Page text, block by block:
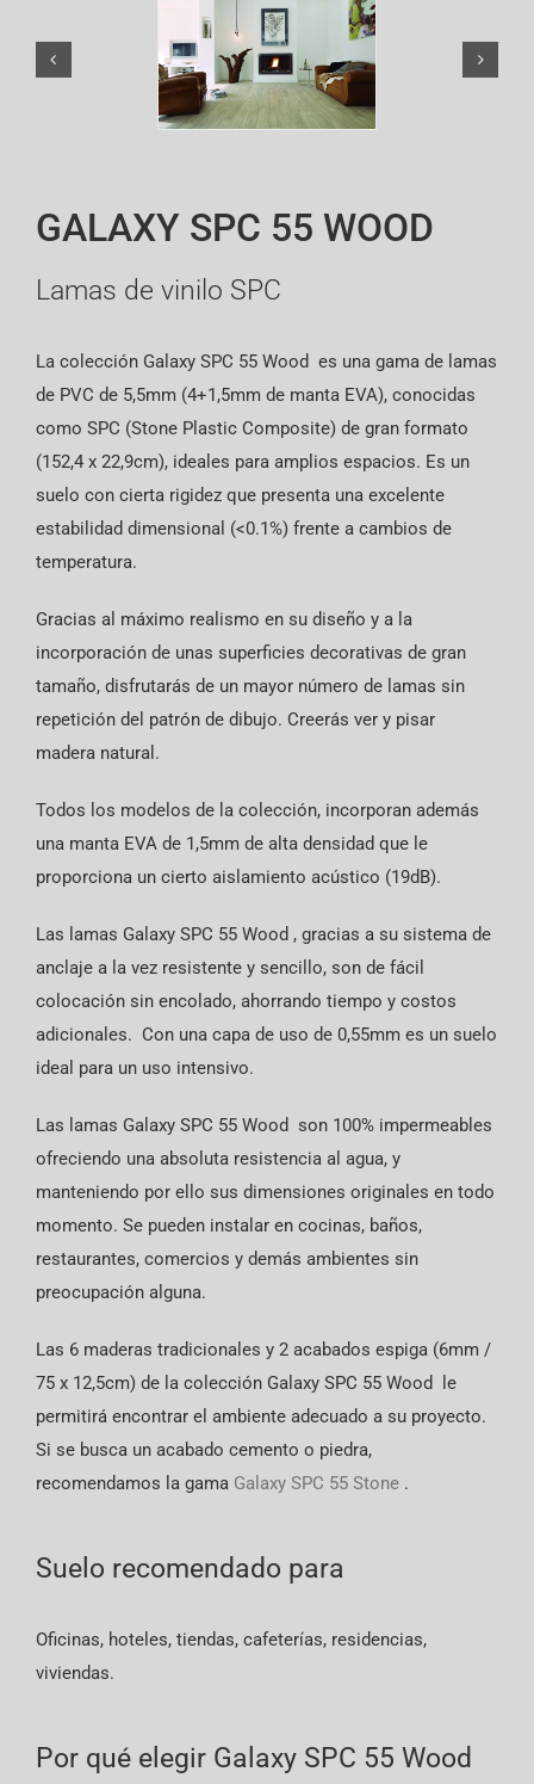
GALAXY SPC 55 WOOD
Lamas de vinilo SPC
La colección Galaxy SPC 55 Wood es una gama de lamas
de PVC de 5,5mm (4+1,5mm de manta EVA), conocidas
como SPC (Stone Plastic Composite) de gran formato
(152,4 x 22,9cm), ideales para amplios espacios. Es un
suelo con cierta rigidez que presenta una excelente
estabilidad dimensional (<0.1%) frente a cambios de
temperatura.
Gracias al máximo realismo en su diseño y a la
incorporación de unas superficies decorativas de gran
tamaño, disfrutarás de un mayor número de lamas sin
repetición del patrón de dibujo. Creerás ver y pisar
madera natural.
Todos los modelos de la colección, incorporan además
una manta EVA de 1,5mm de alta densidad que le
proporciona un cierto aislamiento acústico (19dB).
Las lamas Galaxy SPC 55 Wood , gracias a su sistema de
anclaje a la vez resistente y sencillo, son de fácil
colocación sin encolado, ahorrando tiempo y costos
adicionales. Con una capa de uso de 0,55mm es un suelo
ideal para un uso intensivo.
Las lamas Galaxy SPC 55 Wood son 100% impermeables
ofreciendo una absoluta resistencia al agua, y
manteniendo por ello sus dimensiones originales en todo
momento. Se pueden instalar en cocinas, baños,
restaurantes, comercios y demás ambientes sin
preocupación alguna.
Las 6 maderas tradicionales y 2 acabados espiga (6mm /
75 x 12,5cm) de la colección Galaxy SPC 55 Wood le
permitirá encontrar el ambiente adecuado a su proyecto.
Si se busca un acabado cemento o piedra,
recomendamos la gama Galaxy SPC 55Stone .
Suelo recomendado para
Oficinas, hoteles, tiendas, cafeterías, residencias,
viviendas.
Por qué elegir Galaxy SPC 55 Wood